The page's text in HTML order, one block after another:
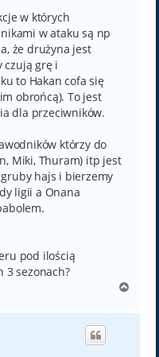
w których
w ataku są np
że drużyna jest
czują grę i
to Hakan cofa się
obrońcą). To jest
dla przeciwników.
którzy do
Miki, Thuram) itp jest
hajs i bierzemy
ligii a Onana
pod ilością
3 sezonach?
g